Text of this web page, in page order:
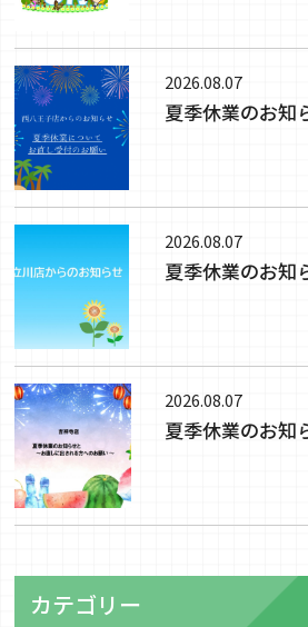
2026.08.07
夏季休業のお知
2026.08.07
夏季休業のお知
2026.08.07
夏季休業のお知
カテゴリー